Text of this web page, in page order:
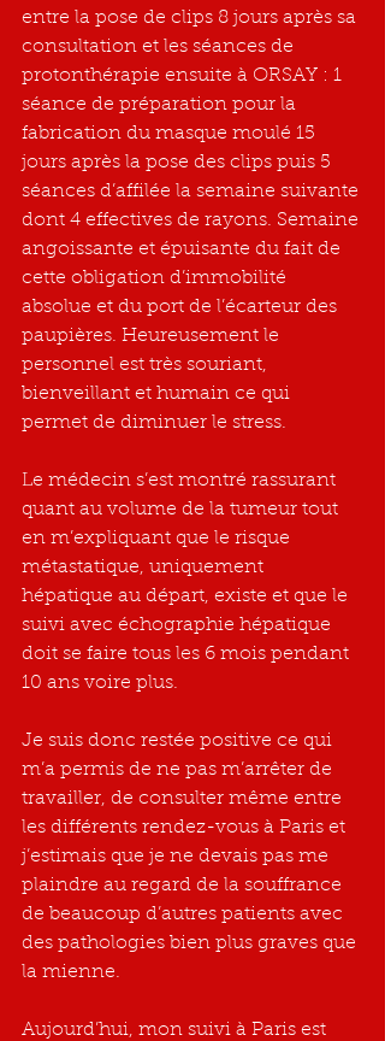
entre la pose de clips 8 jours après sa
consultation et les séances de
protonthérapie ensuite à ORSAY : 1
séance de préparation pour la
fabrication du masque moulé 15
jours après la pose des clips puis 5
séances d’affilée la semaine suivante
dont 4 effectives de rayons. Semaine
angoissante et épuisante du fait de
cette obligation d’immobilité
absolue et du port de l’écarteur des
paupières. Heureusement le
personnel est très souriant,
bienveillant et humain ce qui
permet de diminuer le stress.
Le médecin s’est montré rassurant
quant au volume de la tumeur tout
en m’expliquant que le risque
métastatique, uniquement
hépatique au départ, existe et que le
suivi avec échographie hépatique
doit se faire tous les 6 mois pendant
10 ans voire plus.
Je suis donc restée positive ce qui
m’a permis de ne pas m’arrêter de
travailler, de consulter même entre
les différents rendez-vous à Paris et
j’estimais que je ne devais pas me
plaindre au regard de la souffrance
de beaucoup d’autres patients avec
des pathologies bien plus graves que
la mienne.
Aujourd’hui, mon suivi à Paris est